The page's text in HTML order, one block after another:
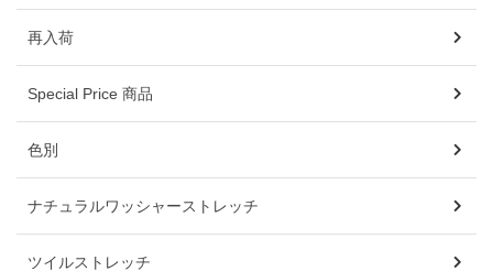
再入荷
Special Price 商品
色別
ナチュラルワッシャーストレッチ
ツイルストレッチ